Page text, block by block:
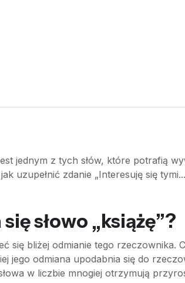
jednym z tych słów, które potrafią
uzupełnić zdanie „Interesuję się
słowo „książę”?
się bliżej odmianie tego rzeczownika.
jego odmiana upodabnia się do
w liczbie mnogiej otrzymują